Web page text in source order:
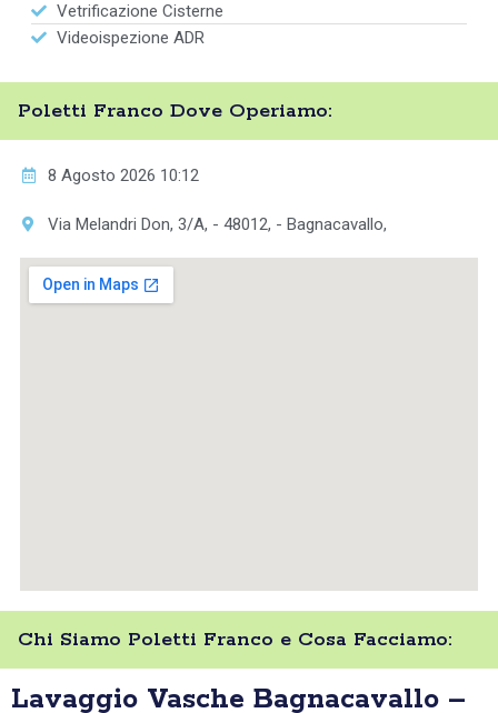
Vetrificazione Cisterne
Videoispezione ADR
Poletti Franco Dove Operiamo:
8 Agosto 2026 10:12
Via Melandri Don, 3/A, - 48012, - Bagnacavallo,
Chi Siamo Poletti Franco e Cosa Facciamo:
Lavaggio Vasche Bagnacavallo –